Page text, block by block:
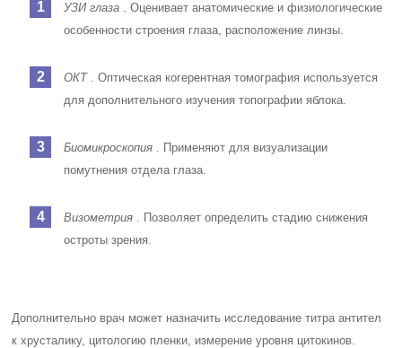
УЗИ глаза . Оценивает анатомические и физиологические
особенности строения глаза, расположение линзы.
ОКТ . Оптическая когерентная томография используется
для дополнительного изучения топографии яблока.
Биомикроскопия . Применяют для визуализации
помутнения отдела глаза.
Визометрия . Позволяет определить стадию снижения
остроты зрения.
Дополнительно врач может назначить исследование титра антител
к хрусталику, цитологию пленки, измерение уровня цитокинов.